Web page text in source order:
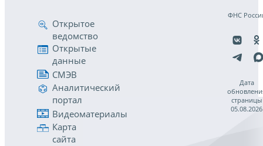
Открытое
ведомство
Открытые
данные
СМЭВ
Аналитический
портал
Видеоматериалы
Карта
сайта
ФНС
Дата
страницы
05.08.2026